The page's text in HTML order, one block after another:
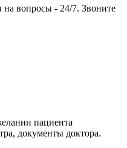
вопросы - 24/7. Звоните
пациента
документы доктора.